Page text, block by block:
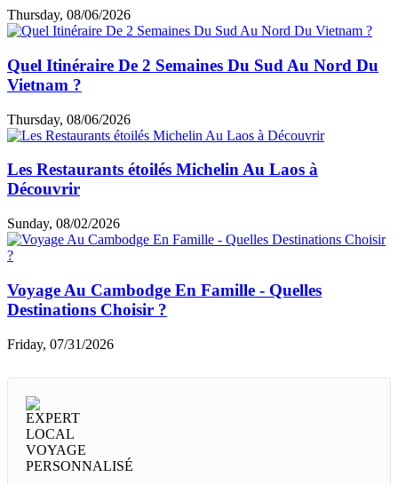
Thursday, 08/06/2026
Quel Itinéraire De 2 Semaines Du Sud Au Nord Du
Vietnam ?
Thursday, 08/06/2026
Les Restaurants étoilés Michelin Au Laos à
Découvrir
Sunday, 08/02/2026
Voyage Au Cambodge En Famille - Quelles
Destinations Choisir ?
Friday, 07/31/2026